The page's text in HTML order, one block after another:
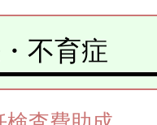
不育症